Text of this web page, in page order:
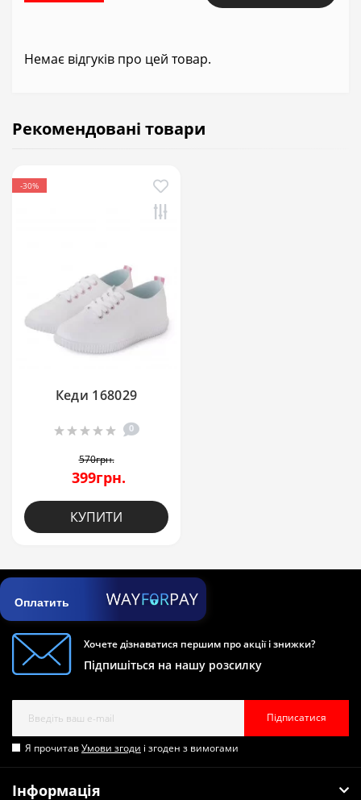
Немає відгуків про цей товар.
Рекомендовані товари
-30%
Кеди 168029
0
570грн.
399грн.
КУПИТИ
Оплатить
Хочете дізнаватися першим про акції і знижки?
Підпишіться на нашу розсилку
Підписатися
Я прочитавУмови згоди і згоден з вимогами
Інформація